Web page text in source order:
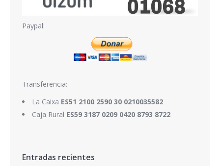
Paypal:
Transferencia:
La Caixa ES51 2100 2590 30 0210035582
Caja Rural ES59 3187 0209 0420 8793 8722
Entradas recientes